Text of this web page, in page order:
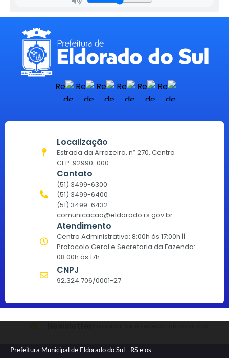
Prefeitura Municipal de Eldorado do Sul - RS e os
Localização
Estrada da Arrozeira, nº 270, Centro
CEP: 92990-000
Contato
(51) 3499-6300
(51) 3499-6400
(51) 3499-6432
comunicacao@eldorado.rs.gov.br
Atendimento
Centro Administrativo: 8:00h às 17:00h ||
Protocolo Geral e Secretaria da Fazenda:
08:00h às 17h
CNPJ
92.324.706/0001-27